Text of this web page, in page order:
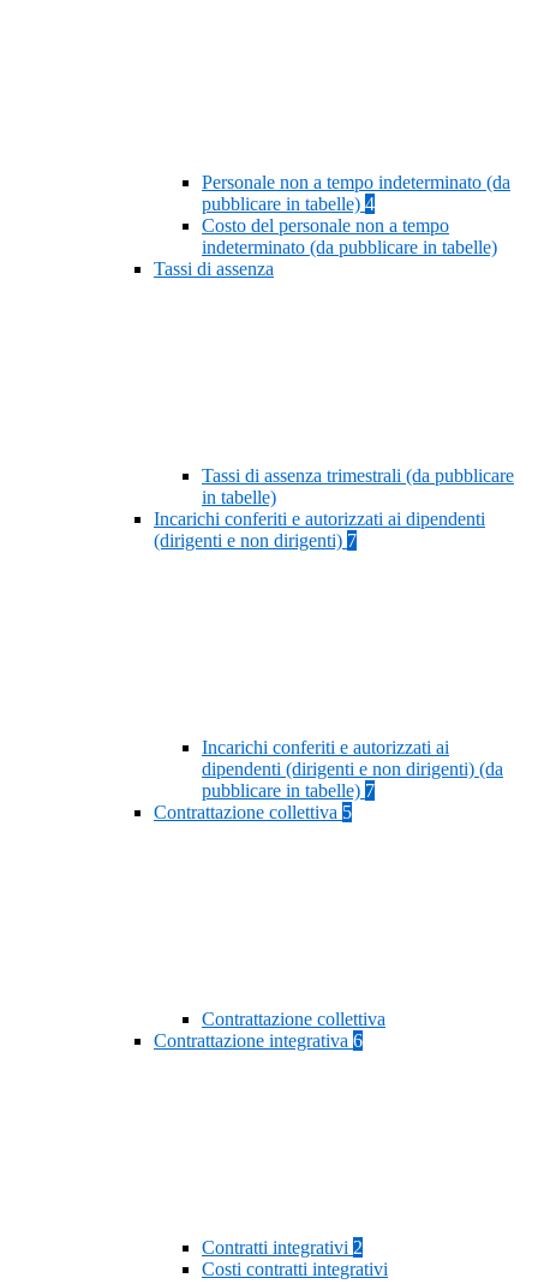
Personale non a tempo indeterminato (da
pubblicare in tabelle) 4
Costo del personale non a tempo
indeterminato (da pubblicare in tabelle)
Tassi di assenza
Tassi di assenza trimestrali (da pubblicare
in tabelle)
Incarichi conferiti e autorizzati ai dipendenti
(dirigenti e non dirigenti) 7
Incarichi conferiti e autorizzati ai
dipendenti (dirigenti e non dirigenti) (da
pubblicare in tabelle) 7
Contrattazione collettiva 5
Contrattazione collettiva
Contrattazione integrativa 6
Contratti integrativi 2
Costi contratti integrativi